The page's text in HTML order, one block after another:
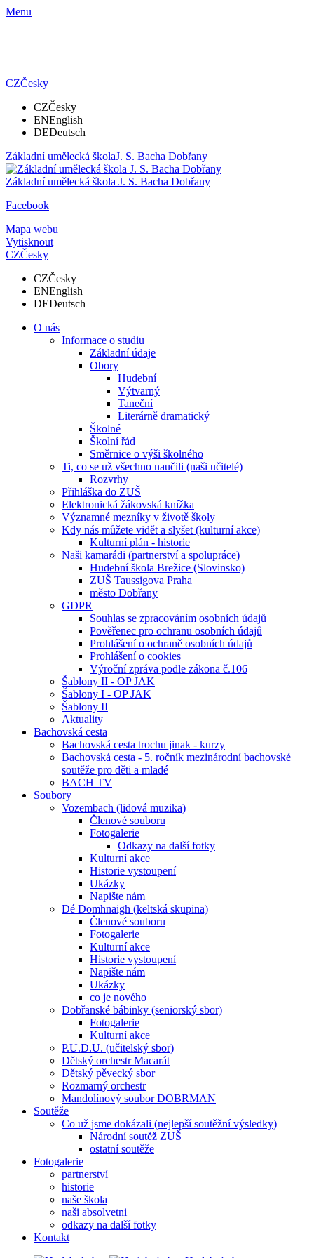
Menu
CZČesky
CZČesky
ENEnglish
DEDeutsch
Základní umělecká školaJ. S. Bacha Dobřany
Základní umělecká škola J. S. Bacha Dobřany
Facebook
Mapa webu
Vytisknout
CZČesky
CZČesky
ENEnglish
DEDeutsch
O nás
Informace o studiu
Základní údaje
Obory
Hudební
Výtvarný
Taneční
Literárně dramatický
Školné
Školní řád
Směrnice o výši školného
Ti, co se už všechno naučili (naši učitelé)
Rozvrhy
Přihláška do ZUŠ
Elektronická žákovská knížka
Významné mezníky v životě školy
Kdy nás můžete vidět a slyšet (kulturní akce)
Kulturní plán - historie
Naši kamarádi (partnerství a spolupráce)
Hudební škola Brežice (Slovinsko)
ZUŠ Taussigova Praha
město Dobřany
GDPR
Souhlas se zpracováním osobních údajů
Pověřenec pro ochranu osobních údajů
Prohlášení o ochraně osobních údajů
Prohlášení o cookies
Výroční zpráva podle zákona č.106
Šablony II - OP JAK
Šablony I - OP JAK
Šablony II
Aktuality
Bachovská cesta
Bachovská cesta trochu jinak - kurzy
Bachovská cesta - 5. ročník mezinárodní bachovské
soutěže pro děti a mladé
BACH TV
Soubory
Vozembach (lidová muzika)
Členové souboru
Fotogalerie
Odkazy na další fotky
Kulturní akce
Historie vystoupení
Ukázky
Napište nám
Dé Domhnaigh (keltská skupina)
Členové souboru
Fotogalerie
Kulturní akce
Historie vystoupení
Napište nám
Ukázky
co je nového
Dobřanské bábinky (seniorský sbor)
Fotogalerie
Kulturní akce
P.U.D.U. (učitelský sbor)
Dětský orchestr Macarát
Dětský pěvecký sbor
Rozmarný orchestr
Mandolínový soubor DOBRMAN
Soutěže
Co už jsme dokázali (nejlepší soutěžní výsledky)
Národní soutěž ZUŠ
ostatní soutěže
Fotogalerie
partnerství
historie
naše škola
naši absolvetni
odkazy na další fotky
Kontakt